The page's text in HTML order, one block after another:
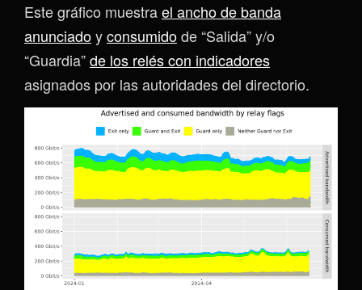
Este gráfico muestrael ancho de banda
anunciadoyconsumidode “Salida” y/o
“Guardia”de los relés con indicadores
asignados por las autoridades del directorio.